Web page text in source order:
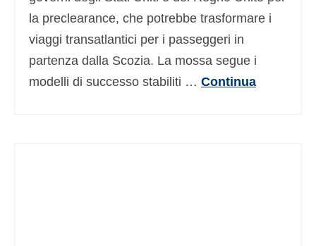
la preclearance, che potrebbe trasformare i
viaggi transatlantici per i passeggeri in
partenza dalla Scozia. La mossa segue i
modelli di successo stabiliti … Continua